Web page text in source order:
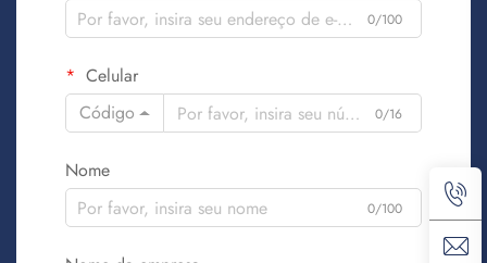
0/100
Celular
Código
0/16
Nome
0/100